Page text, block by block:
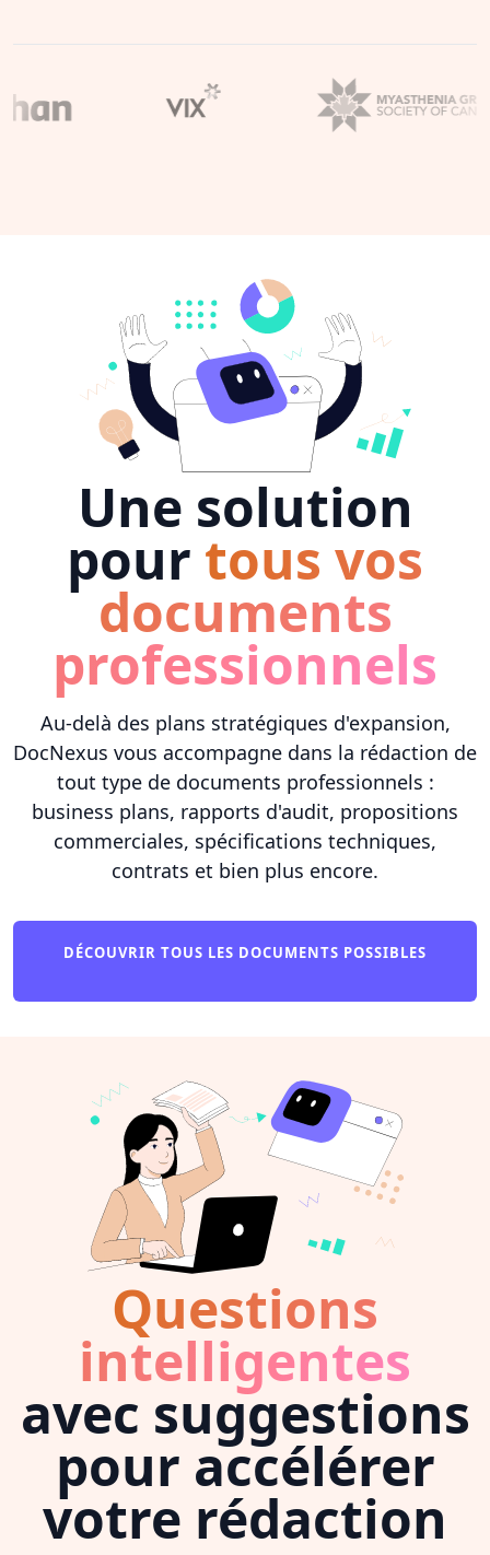
Une solution
pour tous vos
documents
professionnels
Au-delà des plans stratégiques d'expansion,
DocNexus vous accompagne dans la rédaction de
tout type de documents professionnels :
business plans, rapports d'audit, propositions
commerciales, spécifications techniques,
contrats et bien plus encore.
DÉCOUVRIR TOUS LES DOCUMENTS POSSIBLES
Questions
intelligentes
avec suggestions
pour accélérer
votre rédaction